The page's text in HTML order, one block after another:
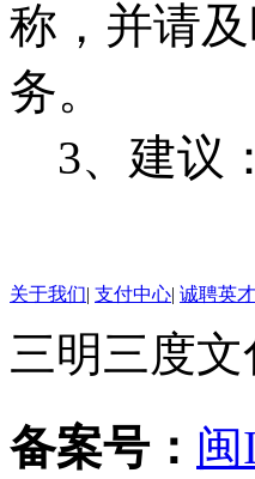
称，并请
务。
3、建议
关于我们| 支付中心| 诚聘英才
三明三度
备案号： 闽